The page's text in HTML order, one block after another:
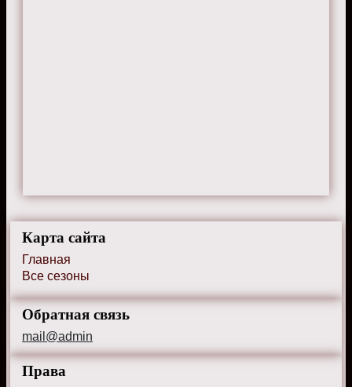
Карта сайта
Главная
Все сезоны
Обратная связь
mail@admin
Права